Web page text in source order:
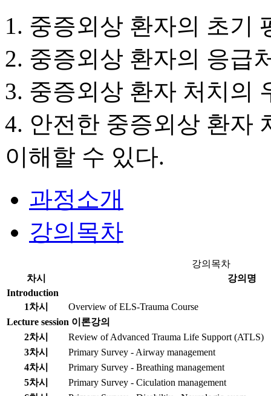
1. 중증외상 환자의 초기
2. 중증외상 환자의 응급
3. 중증외상 환자 처치의
4. 안전한 중증외상 환자
이해할 수 있다.
과정소개
강의목차
강의목차
차시
강의명
Introduction
1차시
Overview of ELS-Trauma Course
Lecture session 이론강의
2차시
Review of Advanced Trauma Life Support (ATLS)
3차시
Primary Survey - Airway management
4차시
Primary Survey - Breathing management
5차시
Primary Survey - Ciculation management